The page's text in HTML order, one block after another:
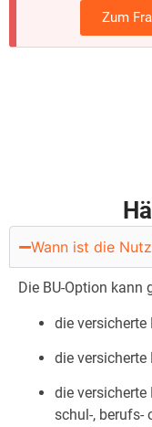
Zum
Wann ist die
Die BU-Option kann
die
die
die versicherte
schul-, berufs-